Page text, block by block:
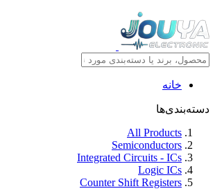
خانه
دسته‌بندی‌ها
All Products
Semiconductors
Integrated Circuits - ICs
Logic ICs
Counter Shift Registers